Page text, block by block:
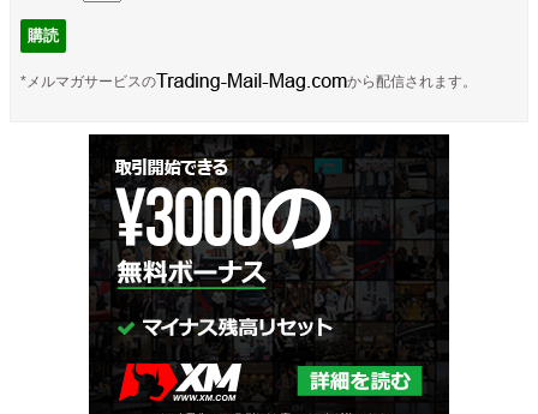
*メルマガサービスの から配信されます。